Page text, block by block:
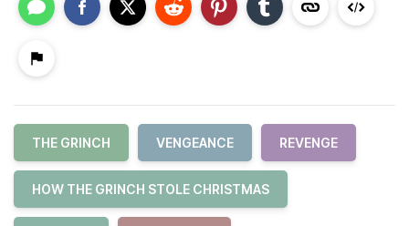
THE GRINCH VENGEANCE REVENGE
HOW THE GRINCH STOLE CHRISTMAS